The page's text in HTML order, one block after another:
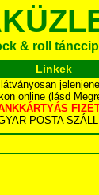
& roll
Linkek
online (lásd
POSTA